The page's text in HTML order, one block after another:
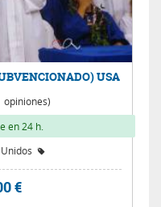
USA
opiniones)
en 24 h.
€